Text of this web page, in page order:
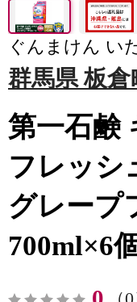
ぐんまけん い
群馬県 板倉
第一石鹸
フレッシ
グレープ
700ml×6